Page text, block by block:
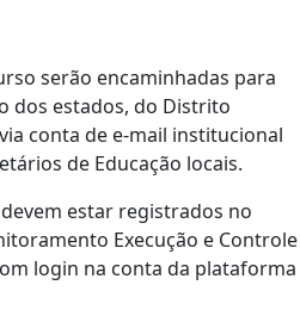
serão encaminhadas para
dos estados, do Distrito
conta de e-mail institucional
de Educação locais.
estar registrados no
Execução e Controle
login na conta da plataforma